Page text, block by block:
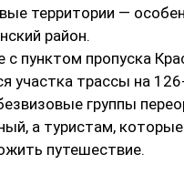
территории ―
район.
с пунктом пропуска
участка трассы на
группы
а туристам,
путешествие.